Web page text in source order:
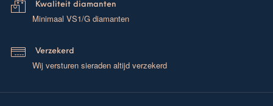
Kwaliteit diamanten
Minimaal VS1/G diamanten
Verzekerd
Wij versturen sieraden altijd verzekerd